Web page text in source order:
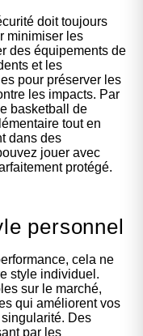
doit toujours
minimiser les
des équipements de
et les
pour préserver les
les impacts. Par
basketball de
tout en
dans des
jouer avec
protégé.
personnel
cela ne
style individuel.
sur le marché,
qui améliorent vos
Des
par les